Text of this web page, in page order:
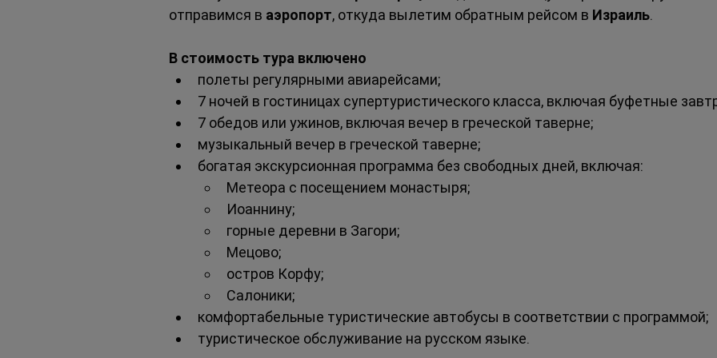
отправимся в аэропорт, откуда вылетим обратным рейсом в Израиль.
В стоимость тура включено
полеты регулярными авиарейсами;
7 ночей в гостиницах супертуристического класса, включая буфетные
7 обедов или ужинов, включая вечер в греческой таверне;
музыкальный вечер в греческой таверне;
богатая экскурсионная программа без свободных дней, включая:
Метеора с посещением монастыря;
Иоаннину;
горные деревни в Загори;
Мецово;
остров Корфу;
Салоники;
комфортабельные туристические автобусы в соответствии с программой;
туристическое обслуживание на русском языке.